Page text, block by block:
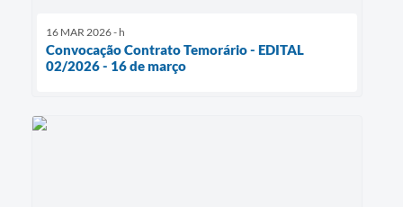
16 MAR 2026 - h
Convocação Contrato Temorário - EDITAL
02/2026 - 16 de março